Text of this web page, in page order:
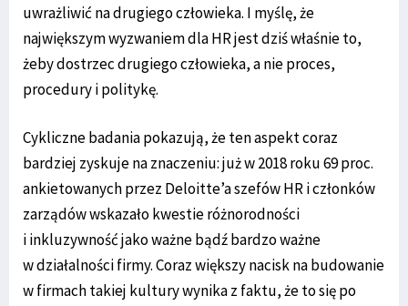
uwrażliwić na drugiego człowieka. I myślę, że
największym wyzwaniem dla HR jest dziś właśnie to,
żeby dostrzec drugiego człowieka, a nie proces,
procedury i politykę.
Cykliczne badania pokazują, że ten aspekt coraz
bardziej zyskuje na znaczeniu: już w 2018 roku 69 proc.
ankietowanych przez Deloitte’a szefów HR i członków
zarządów wskazało kwestie różnorodności
i inkluzywność jako ważne bądź bardzo ważne
w działalności firmy. Coraz większy nacisk na budowanie
w firmach takiej kultury wynika z faktu, że to się po